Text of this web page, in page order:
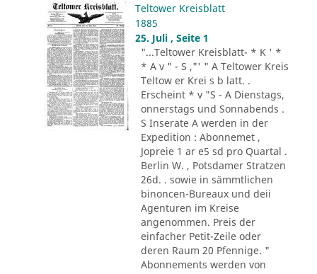
Teltower Kreisblatt
1885
25. Juli , Seite 1
"...Teltower Kreisblatt- * K ' *
* A v " - S ,"' " A Teltower Kreis
Teltow er Krei s b latt. .
Erscheint * v "S - A Dienstags,
onnerstags und Sonnabends .
S Inserate A werden in der
Expedition : Abonnemet ,
Jopreie 1 ar e5 sd pro Quartal .
Berlin W. , Potsdamer Stratzen
26d. . sowie in sämmtlichen
binoncen-Bureaux und deii
Agenturen im Kreise
angenommen. Preis der
einfacher Petit-Zeile oder
deren Raum 20 Pfennige. "
Abonnements werden von